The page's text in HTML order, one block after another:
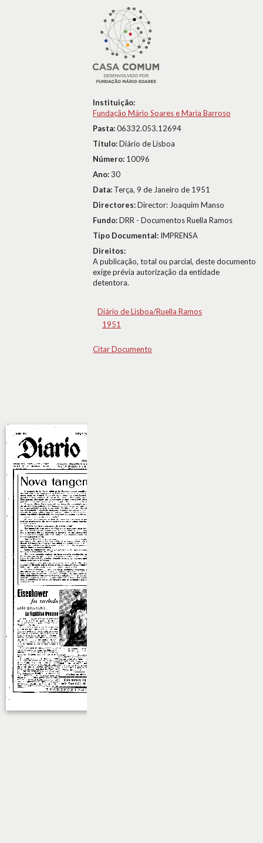
Instituição:
Fundação Mário Soares e Maria Barroso
Pasta:06332.053.12694
Título:Diário de Lisboa
Número: 10096
Ano:30
Data: Terça, 9 de Janeiro de 1951
Directores:Director: Joaquim Manso
Fundo:DRR - Documentos Ruella Ramos
Tipo Documental: IMPRENSA
Direitos:
A publicação, total ou parcial, deste documento
exige prévia autorização da entidade
detentora.
Diário de Lisboa/Ruella Ramos
1951
Citar Documento